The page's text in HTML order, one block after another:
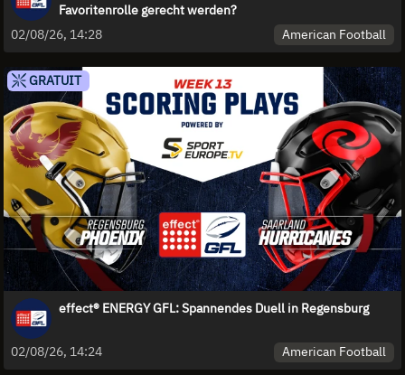
Favoritenrolle gerecht werden?
02/08/26, 14:28
American Football
GRATUIT
effect® ENERGY GFL: Spannendes Duell in Regensburg
02/08/26, 14:24 American Football